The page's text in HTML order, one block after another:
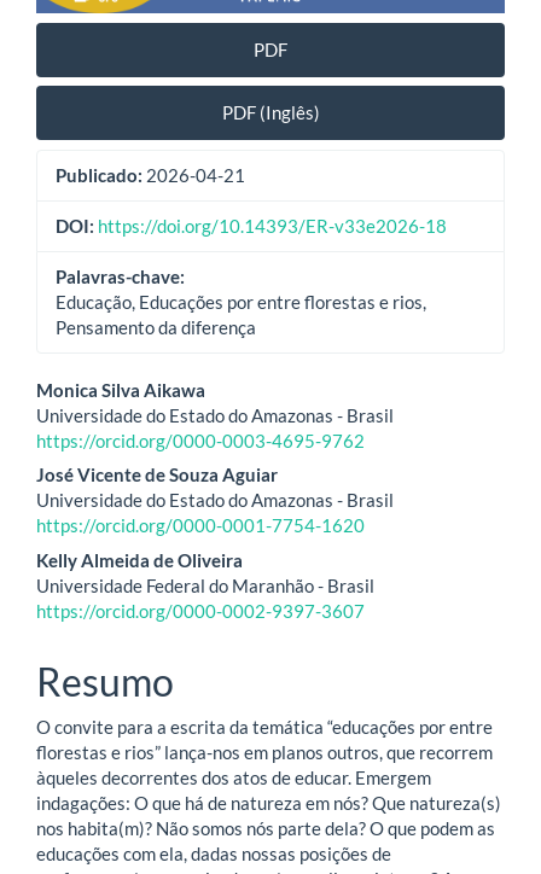
PDF
PDF (Inglês)
Publicado: 2026-04-21
DOI: https://doi.org/10.14393/ER-v33e2026-18
Palavras-chave:
Educação, Educações por entre florestas e rios,
Pensamento da diferença
Conteúdo
do
artigo
principal
Monica Silva Aikawa
Universidade do Estado do Amazonas - Brasil
https://orcid.org/0000-0003-4695-9762
José Vicente de Souza Aguiar
Universidade do Estado do Amazonas - Brasil
https://orcid.org/0000-0001-7754-1620
Kelly Almeida de Oliveira
Universidade Federal do Maranhão - Brasil
https://orcid.org/0000-0002-9397-3607
Resumo
O convite para a escrita da temática “educações por entre
florestas e rios” lança-nos em planos outros, que recorrem
àqueles decorrentes dos atos de educar. Emergem
indagações: O que há de natureza em nós? Que natureza(s)
nos habita(m)? Não somos nós parte dela? O que podem as
educações com ela, dadas nossas posições de